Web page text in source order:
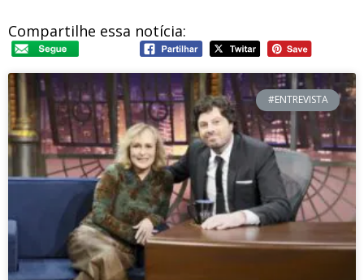
Compartilhe essa notícia:
#ENTREVISTA